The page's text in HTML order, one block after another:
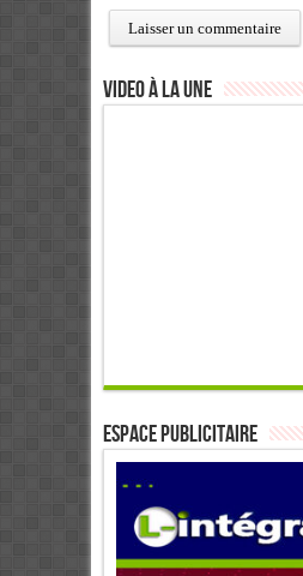
Video à la Une
ESPACE PUBLICITAIRE